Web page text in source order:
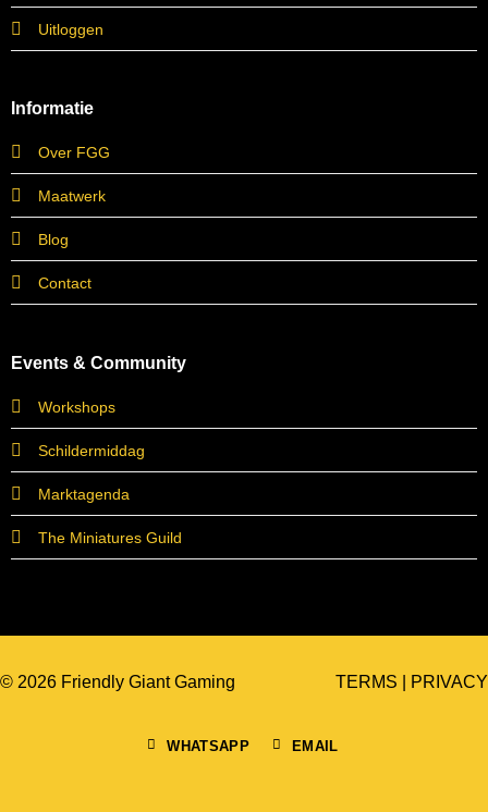
Uitloggen
Informatie
Over FGG
Maatwerk
Blog
Contact
Events & Community
Workshops
Schildermiddag
Marktagenda
The Miniatures Guild
© 2026 Friendly Giant Gaming
WHATSAPP EMAIL
TERMS PRIVACY